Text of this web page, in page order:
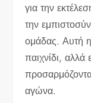
για την
την
ομάδας. Αυτή
παιχνίδι, αλλά
αγώνα.